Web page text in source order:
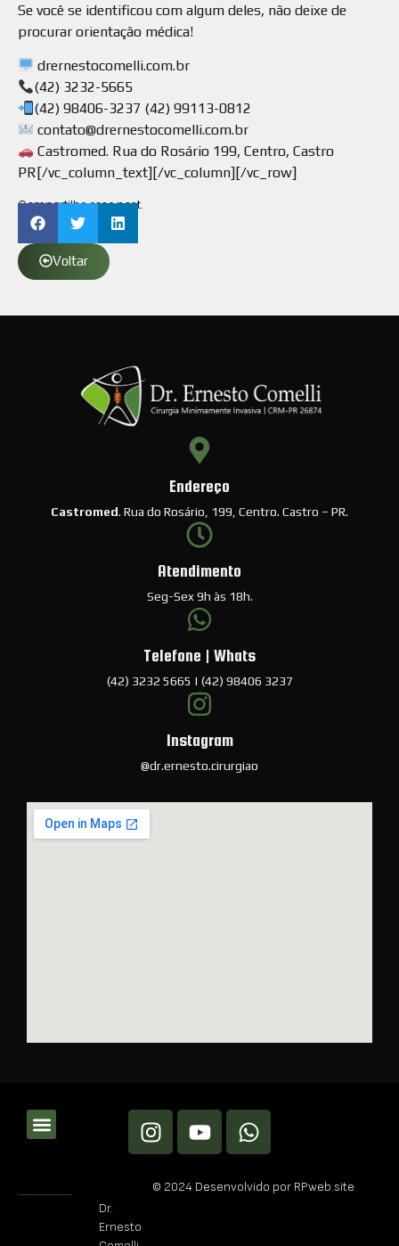
Se você se identificou com algum deles, não deixe de
procurar orientação médica!
drernestocomelli.com.br
(42) 3232-5665
(42) 98406-3237 (42) 99113-0812
contato@drernestocomelli.com.br
Castromed. Rua do Rosário 199, Centro, Castro
PR[/vc_column_text][/vc_column][/vc_row]
Compartilhe esse post.
Voltar
Endereço
Castromed. Rua do Rosário, 199, Centro. Castro – PR.
Atendimento
Seg-Sex 9h às 18h.
Telefone | Whats
(42) 3232 5665 | (42) 98406 3237
Instagram
@dr.ernesto.cirurgiao
Dr.
Ernesto
© 2024 Desenvolvido por RPweb.site